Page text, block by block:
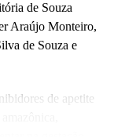
de Souza
Araújo Monteiro,
de Souza e
de apetite